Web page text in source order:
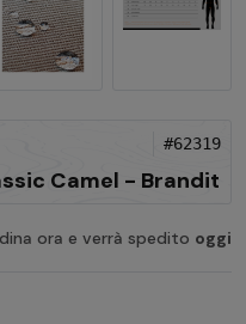
#62319
Camel - Brandit
ora e verrà spedito oggi